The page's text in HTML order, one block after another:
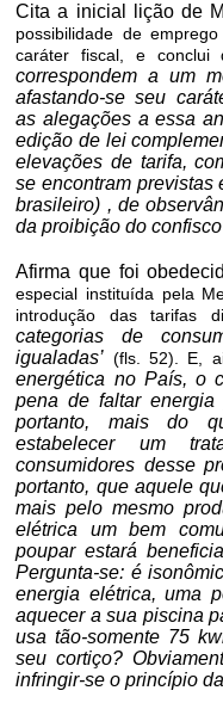
Cita a inicial lição de
possibilidade de
caráter fiscal, e conclui
correspondem a um
afastando-se seu
as alegações a essa
edição de lei
elevações de tarifa,
se encontram previstas
brasileiro) , de
da proibição do
Afirma que foi
especial instituída pela
introdução das tarifas
categorias de
igualadas’ (fls. 52). E,
energética no País, o
pena de faltar energia
portanto, mais do
estabelecer um
consumidores desse
portanto, que aquele
mais pelo mesmo
elétrica um bem
poupar estará
Pergunta-se: é
energia elétrica, uma
aquecer a sua piscina
usa tão-somente 75
seu cortiço?
infringir­-se o princípio